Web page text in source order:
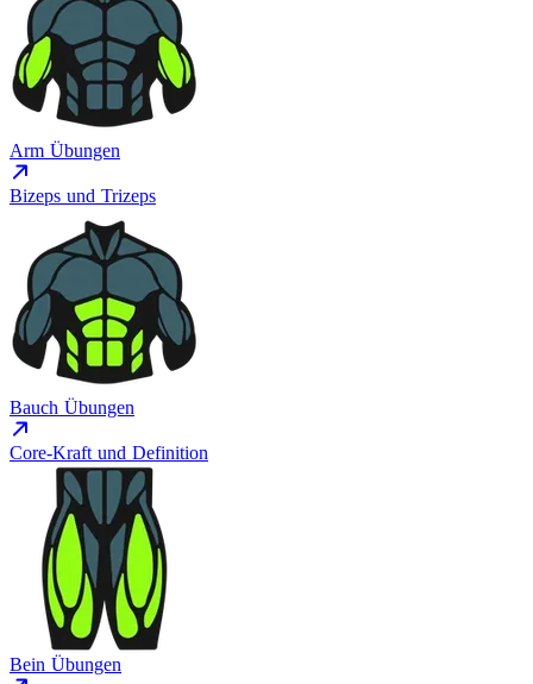
Arm Übungen
Bizeps und Trizeps
Bauch Übungen
Core-Kraft und Definition
Bein Übungen